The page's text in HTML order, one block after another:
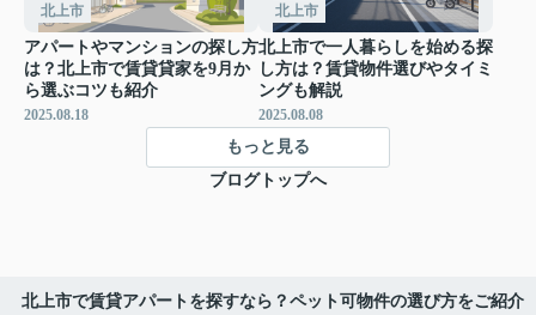
北上市
アパートやマンションの探し方
は？北上市で賃貸貸家を9月か
ら選ぶコツも紹介
2025.08.18
北上市
北上市で一人暮らしを始める探
し方は？賃貸物件選びやタイミ
ングも解説
2025.08.08
もっと見る
ブログトップへ
北上市で賃貸アパートを探すなら？ペット可物件の選び方をご紹介